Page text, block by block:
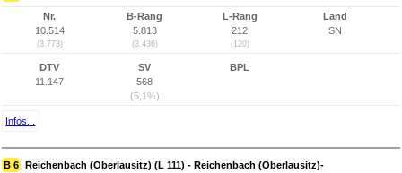
Nr.
10.514
(3.773)
B-Rang
5.813
(3.436)
L-Rang
212
(120)
Land
SN
DTV
11.147
SV
568
(5,1%)
BPL
Infos...
B 6 Reichenbach (Oberlausitz) (L 111) - Reichenbach (Oberlausitz)-